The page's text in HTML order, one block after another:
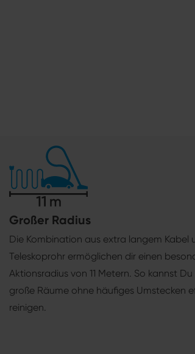
Großer Radius
Die Kombination aus extra langem Kabel
Teleskoprohr ermöglichen dir einen
Aktionsradius von 11 Metern. So kannst
große Räume ohne häufiges Umstecken
reinigen.